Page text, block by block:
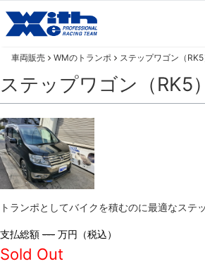
車両販売 WMのトランポ ステップワゴン（RK5
ステップワゴン（RK5）
トランポとしてバイクを積むのに最適なステ
支払総額 --- 万円（税込）
Sold Out